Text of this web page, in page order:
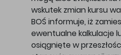
wskutek zmian kursu
BOŚ informuje, iż
ewentualne kalkulacje
osiągnięte w